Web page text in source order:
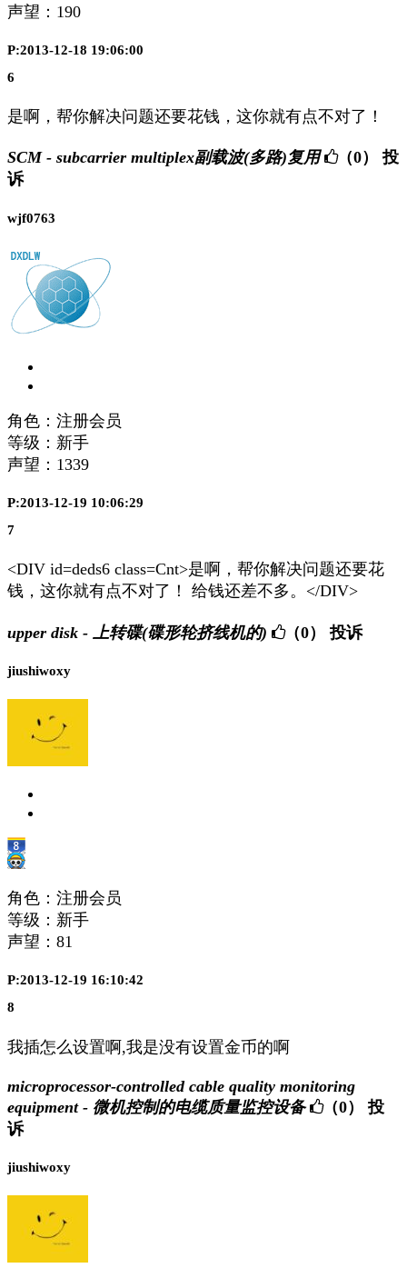
声望： 190
P:2013-12-18 19:06:00
6
是啊，帮你解决问题还要花钱，这你就有点不对了！
SCM - subcarrier multiplex副载波(多路)复用 （0）
投
诉
wjf0763
角色：注册会员
等级：新手
声望： 1339
P:2013-12-19 10:06:29
7
<DIV id=deds6 class=Cnt>是啊，帮你解决问题还要花
钱，这你就有点不对了！ 给钱还差不多。</DIV>
upper disk - 上转碟(碟形轮挤线机的) （0） 投诉
jiushiwoxy
角色：注册会员
等级：新手
声望： 81
P:2013-12-19 16:10:42
8
我插怎么设置啊,我是没有设置金币的啊
microprocessor-controlled cable quality monitoring
equipment - 微机控制的电缆质量监控设备
（0）
投
诉
jiushiwoxy